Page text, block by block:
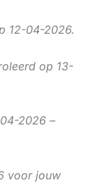
12-04-2026.
op 13-
2026 –
voor jouw